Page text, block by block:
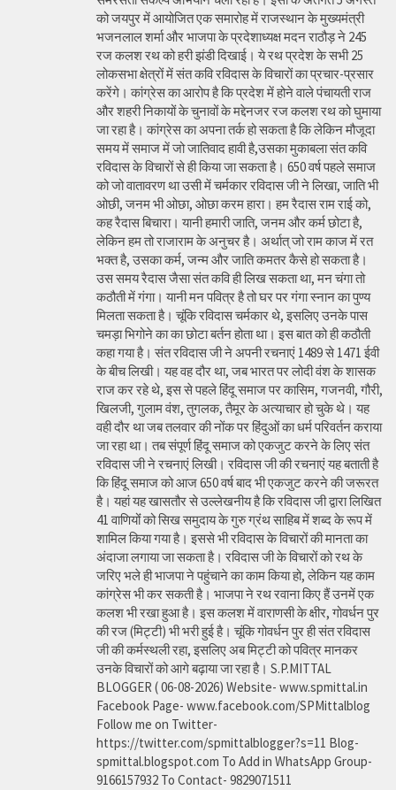
को जयपुर में आयोजित एक समारोह में राजस्थान के मुख्यमंत्री
भजनलाल शर्मा और भाजपा के प्रदेशाध्यक्ष मदन राठौड़ ने 245
रज कलश रथ को हरी झंडी दिखाई। ये रथ प्रदेश के सभी 25
लोकसभा क्षेत्रों में संत कवि रविदास के विचारों का प्रचार-प्रसार
करेंगे। कांग्रेस का आरोप है कि प्रदेश में होने वाले पंचायती राज
और शहरी निकायों के चुनावों के मद्देनजर रज कलश रथ को घुमाया
जा रहा है। कांग्रेस का अपना तर्क हो सकता है कि लेकिन मौजूदा
समय में समाज में जो जातिवाद हावी है,उसका मुकाबला संत कवि
रविदास के विचारों से ही किया जा सकता है। 650 वर्ष पहले समाज
को जो वातावरण था उसी में चर्मकार रविदास जी ने लिखा, जाति भी
ओछी, जनम भी ओछा, ओछा करम हारा। हम रैदास राम राई को,
कह रैदास बिचारा। यानी हमारी जाति, जनम और कर्म छोटा है,
लेकिन हम तो राजाराम के अनुचर है। अर्थात् जो राम काज में रत
भक्त है, उसका कर्म, जन्म और जाति कमतर कैसे हो सकता है।
उस समय रैदास जैसा संत कवि ही लिख सकता था, मन चंगा तो
कठौती में गंगा। यानी मन पवित्र है तो घर पर गंगा स्नान का पुण्य
मिलता सकता है। चूंकि रविदास चर्मकार थे, इसलिए उनके पास
चमड़ा भिगोने का का छोटा बर्तन होता था। इस बात को ही कठौती
कहा गया है। संत रविदास जी ने अपनी रचनाएं 1489 से 1471 ईवी
के बीच लिखी। यह वह दौर था, जब भारत पर लोदी वंश के शासक
राज कर रहे थे, इस से पहले हिंदू समाज पर कासिम, गजनवी, गौरी,
खिलजी, गुलाम वंश, तुगलक, तैमूर के अत्याचार हो चुके थे। यह
वही दौर था जब तलवार की नोंक पर हिंदुओं का धर्म परिवर्तन कराया
जा रहा था। तब संपूर्ण हिंदू समाज को एकजुट करने के लिए संत
रविदास जी ने रचनाएं लिखी। रविदास जी की रचनाएं यह बताती है
कि हिंदू समाज को आज 650 वर्ष बाद भी एकजुट करने की जरूरत
है। यहां यह खासतौर से उल्लेखनीय है कि रविदास जी द्वारा लिखित
41 वाणियोंं को सिख समुदाय के गुरु ग्रंथ साहिब में शब्द के रूप में
शामिल किया गया है। इससे भी रविदास के विचारों की मानता का
अंदाजा लगाया जा सकता है। रविदास जी के विचारों को रथ के
जरिए भले ही भाजपा ने पहुंचाने का काम किया हो, लेकिन यह काम
कांग्रेस भी कर सकती है। भाजपा ने रथ रवाना किए हैं उनमें एक
कलश भी रखा हुआ है। इस कलश में वाराणसी के क्षीर, गोवर्धन पुर
की रज (मिट्टी) भी भरी हुई है। चूंकि गोवर्धन पुर ही संत रविदास
जी की कर्मस्थली रहा, इसलिए अब मिट्टी को पवित्र मानकर
उनके विचारों को आगे बढ़ाया जा रहा है। S.P.MITTAL
BLOGGER ( 06-08-2026) Website- www.spmittal.in
Facebook Page- www.facebook.com/SPMittalblog
Follow me on Twitter-
https://twitter.com/spmittalblogger?s=11 Blog-
spmittal.blogspot.com To Add in WhatsApp Group-
9166157932 To Contact- 9829071511